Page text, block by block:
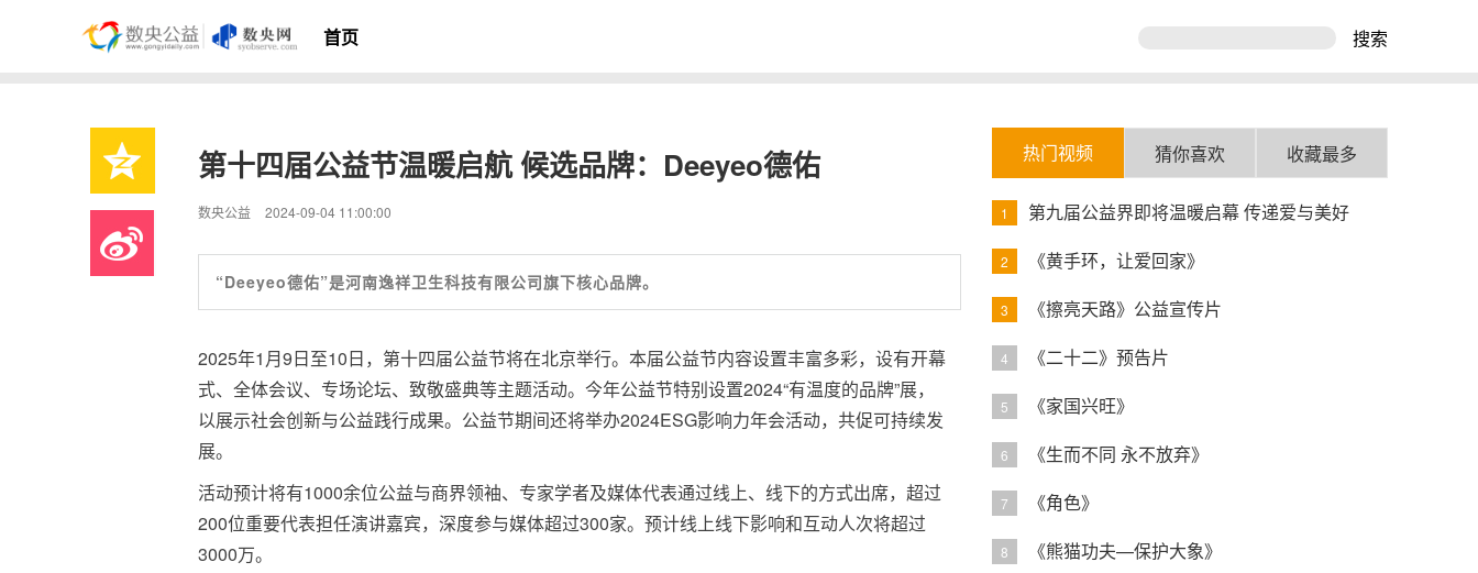
首页 搜索
第十四届公益节温暖启航 候选品牌：Deeyeo德佑
数央公益 2024-09-04 11:00:00
“Deeyeo德佑”是河南逸祥卫生科技有限公司旗下核心品牌。
2025年1月9日至10日，第十四届公益节将在北京举行。本届公益节内容设置丰富多彩，设有开幕
式、全体会议、专场论坛、致敬盛典等主题活动。今年公益节特别设置2024“有温度的品牌”展，
以展示社会创新与公益践行成果。公益节期间还将举办2024ESG影响力年会活动，共促可持续发
展。
活动预计将有1000余位公益与商界领袖、专家学者及媒体代表通过线上、线下的方式出席，超过
200位重要代表担任演讲嘉宾，深度参与媒体超过300家。预计线上线下影响和互动人次将超过
3000万。
热门视频 猜你喜欢 收藏最多
1 第九届公益界即将温暖启幕 传递爱与美好
2 《黄手环，让爱回家》
3 《擦亮天路》公益宣传片
4 《二十二》预告片
5 《家国兴旺》
6 《生而不同 永不放弃》
7 《角色》
8 《熊猫功夫—保护大象》